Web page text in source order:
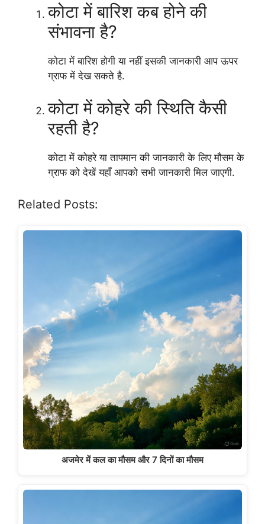
कोटा में बारिश कब होने की
संभावना है?
कोटा में बारिश होगी या नहीं इसकी जानकारी आप ऊपर
ग्राफ में देख सकते है.
कोटा में कोहरे की स्थिति कैसी
रहती है?
कोटा में कोहरे या तापमान की जानकारी के लिए मौसम के
ग्राफ को देखें यहाँ आपको सभी जानकारी मिल जाएगी.
Related Posts:
अजमेर में कल का मौसम और 7 दिनों का मौसम